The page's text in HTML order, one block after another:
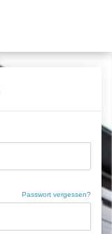
Passwort vergessen?